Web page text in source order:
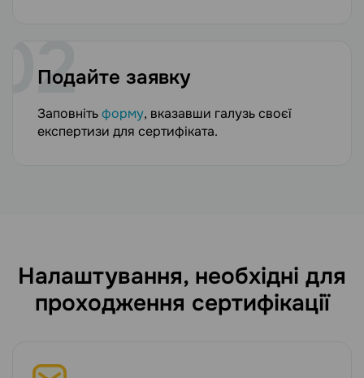
Подайте заявку
Заповнітьформу, вказавши галузь своєї
експертизи для сертифіката.
Налаштування, необхідні для
проходження сертифікації